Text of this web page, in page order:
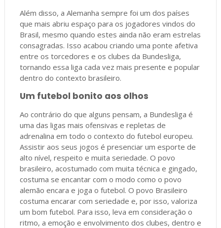
Além disso, a Alemanha sempre foi um dos países
que mais abriu espaço para os jogadores vindos do
Brasil, mesmo quando estes ainda não eram estrelas
consagradas. Isso acabou criando uma ponte afetiva
entre os torcedores e os clubes da Bundesliga,
tornando essa liga cada vez mais presente e popular
dentro do contexto brasileiro.
Um futebol bonito aos olhos
Ao contrário do que alguns pensam, a Bundesliga é
uma das ligas mais ofensivas e repletas de
adrenalina em todo o contexto do futebol europeu.
Assistir aos seus jogos é presenciar um esporte de
alto nível, respeito e muita seriedade. O povo
brasileiro, acostumado com muita técnica e gingado,
costuma se encantar com o modo como o povo
alemão encara e joga o futebol. O povo Brasileiro
costuma encarar com seriedade e, por isso, valoriza
um bom futebol. Para isso, leva em consideração o
ritmo, a emoção e envolvimento dos clubes, dentro e